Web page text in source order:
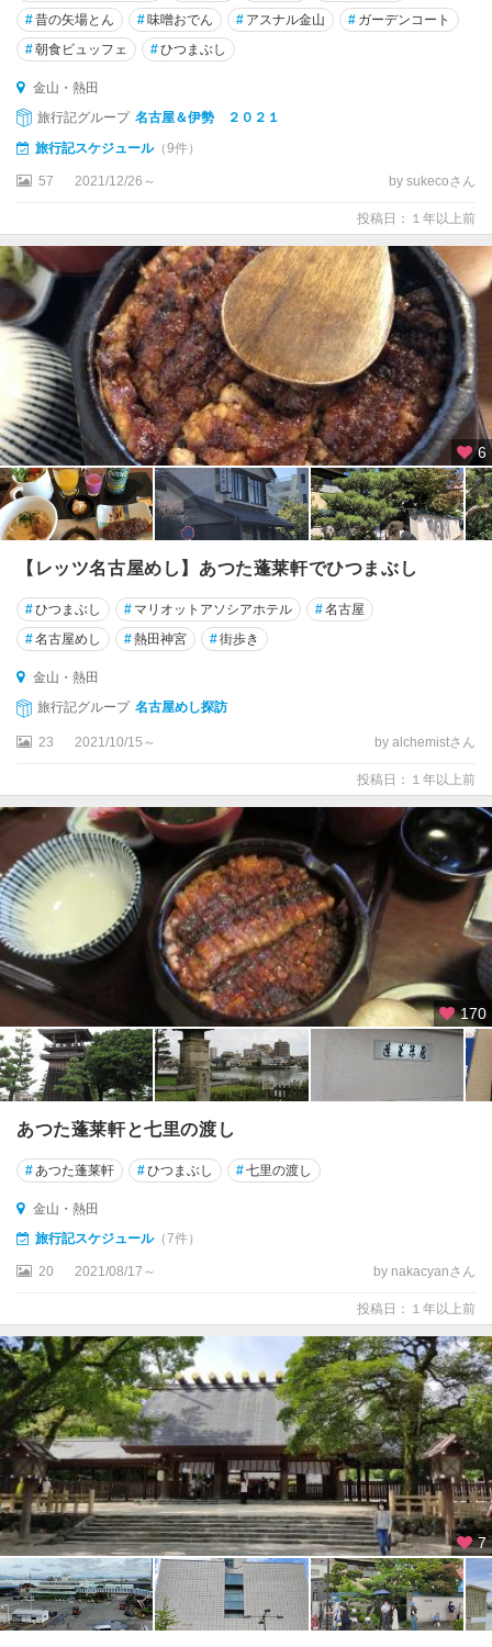
#昔の矢場とん #味噌おでん # アスナル金山 # ガーデンコート
#朝食ビュッフェ #ひつまぶし
金山・熱田
旅行記グループ 名古屋＆伊勢 ２０２１
旅行記スケジュール（9件）
57 2021/12/26～ by sukecoさん
投稿日：１年以上前
6
【レッツ名古屋めし】あつた蓬莱軒でひつまぶし
#ひつまぶし # マリオットアソシアホテル #名古屋
#名古屋めし #熱田神宮 #街歩き
金山・熱田
旅行記グループ 名古屋めし探訪
23 2021/10/15～ by alchemistさん
投稿日：１年以上前
170
あつた蓬莱軒と七里の渡し
# あつた蓬莱軒 #ひつまぶし #七里の渡し
金山・熱田
旅行記スケジュール（7件）
20 2021/08/17～ by nakacyanさん
投稿日：１年以上前
7